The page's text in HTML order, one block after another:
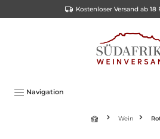
Kostenloser Versand ab 18
Navigation
Wein